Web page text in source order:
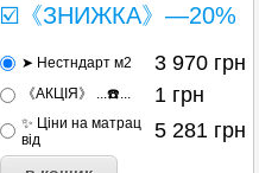
☑️《ЗНИЖКА》—20%
➤ Нестндарт м2 3 970 грн
《АКЦІЯ》 ...☎️... 1 грн
✨ Ціни на матрац
від
5 281 грн